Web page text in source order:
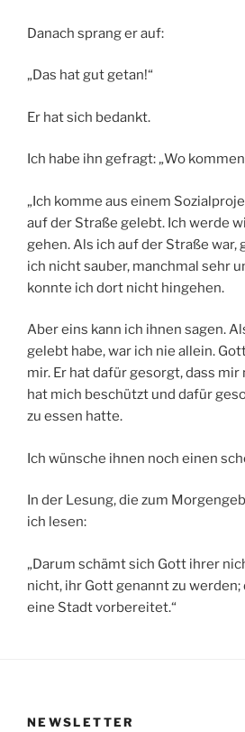
Danach sprang er auf:
„Das hat gut getan!“
Er hat sich bedankt.
Ich habe ihn gefragt: „Wo
„Ich komme aus einem
auf der Straße gelebt. Ich werde
gehen. Als ich auf der Straße war,
ich nicht sauber, manchmal sehr
konnte ich dort nicht hingehen.
Aber eins kann ich ihnen sagen.
gelebt habe, war ich nie allein.
mir. Er hat dafür gesorgt, dass
hat mich beschützt und dafür
zu essen hatte.
Ich wünsche ihnen noch einen
In der Lesung, die zum
ich lesen:
„Darum schämt sich Gott ihrer
nicht, ihr Gott genannt zu
eine Stadt vorbereitet.“
NEWSLETTER